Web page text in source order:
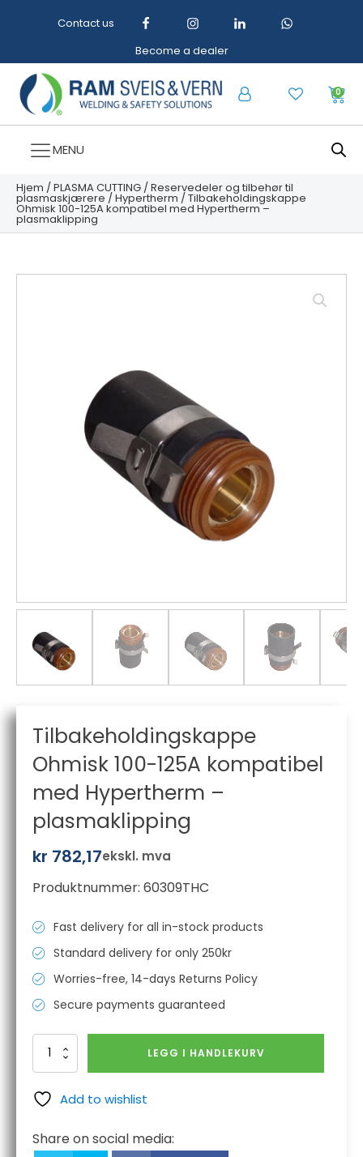
Contact us
Become a dealer
0
MENU
Hjem /PLASMA CUTTING /Reservedeler og tilbehør til
plasmaskjærere /Hypertherm / Tilbakeholdingskappe
Ohmisk 100-125A kompatibel med Hypertherm –
plasmaklipping
Tilbakeholdingskappe
Ohmisk 100-125A kompatibel
med Hypertherm –
plasmaklipping
kr 782,17ekskl. mva
Produktnummer: 60309THC
Fast delivery for all in-stock products
Standard delivery for only 250kr
Worries-free, 14-days Returns Policy
Secure payments guaranteed
Tilbakeholdingskappe
Ohmisk
125A
kompatibel
Hypertherm
LEGG I HANDLEKURV
Add to wishlist
Share on social media: